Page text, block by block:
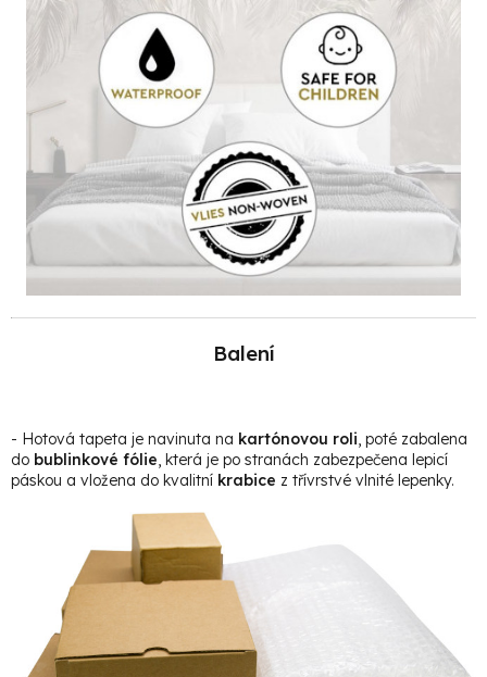
Balení
- Hotová tapeta je navinuta na kartónovou roli, poté zabalena
do bublinkové fólie, která je po stranách zabezpečena lepicí
páskou a vložena do kvalitní krabice z třívrstvé vlnité lepenky.